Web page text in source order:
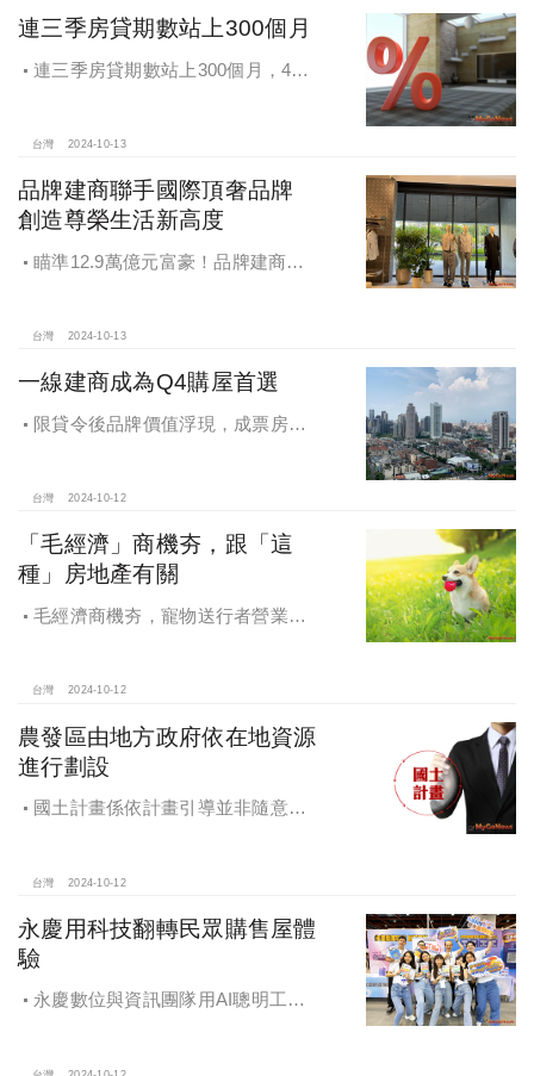
連三季房貸期數站上300個月
連三季房貸期數站上300個月，4都
台灣 2024-10-13
品牌建商聯手國際頂奢品牌
創造尊榮生活新高度
瞄準12.9萬億元富豪！品牌建商聯
台灣 2024-10-13
一線建商成為Q4購屋首選
限貸令後品牌價值浮現，成票房保
台灣 2024-10-12
「毛經濟」商機夯，跟「這
種」房地產有關
毛經濟商機夯，寵物送行者營業額
台灣 2024-10-12
農發區由地方政府依在地資源
進行劃設
國土計畫係依計畫引導並非隨意亂
台灣 2024-10-12
永慶用科技翻轉民眾購售屋體
驗
永慶數位與資訊團隊用AI聰明工